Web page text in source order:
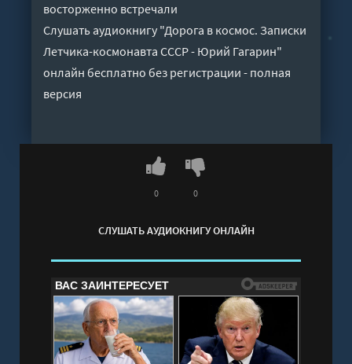
восторженно встречали
Слушать аудиокнигу "Дорога в космос. Записки
Летчика-космонавта СССР - Юрий Гагарин"
онлайн бесплатно без регистрации - полная
версия
СЛУШАТЬ АУДИОКНИГУ ОНЛАЙН
0 0